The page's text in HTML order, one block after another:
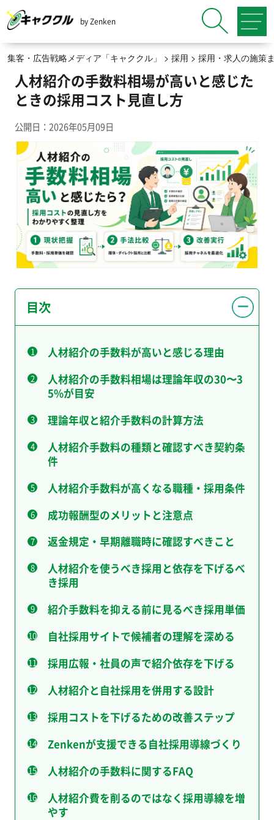
by Zenken
集客・広告戦略メディア「キャククル」 > 採用 > 採用・求人の施策
人材紹介の手数料相場が高いと感じた
ときの採用コスト見直し方
公開日：2026年05月09日
目次
人材紹介の手数料が高いと感じる理由
人材紹介の手数料相場は理論年収の30〜3
5%が目安
理論年収と紹介手数料の計算方法
人材紹介手数料の種類と確認すべき契約条
件
人材紹介手数料が高くなる職種・採用条件
成功報酬型のメリットと注意点
返金規定・早期離職時に確認すべきこと
人材紹介を使うべき採用と依存を下げるべ
き採用
紹介手数料を抑える前に見るべき採用単価
自社採用サイトで候補者の理解を深める
採用広報・社員の声で紹介依存を下げる
人材紹介と自社採用を併用する設計
採用コストを下げるための改善ステップ
Zenkenが支援できる自社採用導線づくり
人材紹介の手数料に関するFAQ
人材紹介費を削るのではなく採用導線を増
やす